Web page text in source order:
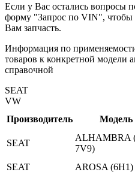
Если у Вас остались вопросы
форму "Запрос по VIN", чтобы
Вам запчасть.
Информация по
товаров к конкретной модели
справочной
SEAT
VW
Производитель
Модель
SEAT
ALHAMBRA
7V9)
SEAT
AROSA (6H1)